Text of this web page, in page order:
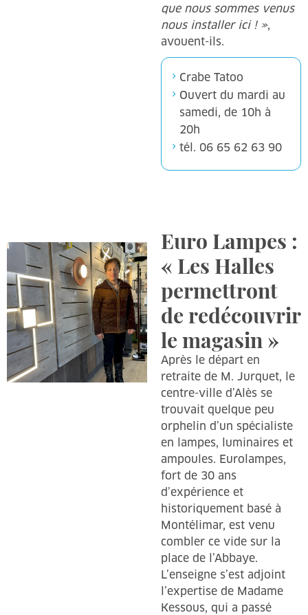
que nous sommes venus
nous installer ici ! »,
avouent-ils.
Crabe Tatoo
Ouvert du mardi au
samedi, de 10h à
20h
tél. 06 65 62 63 90
Euro Lampes :
« Les Halles
permettront
de redécouvrir
le magasin »
Après le départ en
retraite de M. Jurquet, le
centre-ville d’Alès se
trouvait quelque peu
orphelin d’un spécialiste
en lampes, luminaires et
ampoules. Eurolampes,
fort de 30 ans
d’expérience et
historiquement basé à
Montélimar, est venu
combler ce vide sur la
place de l’Abbaye.
L’enseigne s’est adjoint
l’expertise de Madame
Kessous, qui a passé